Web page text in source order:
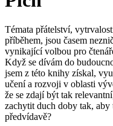
Témata přátelství,
příběhem, jsou časem
vynikající volbou pro
Když se dívám do
jsem z této knihy získal,
učení a rozvoji v oblasti
že se zdají být tak
zachytit duch doby tak, aby
předvídavě?